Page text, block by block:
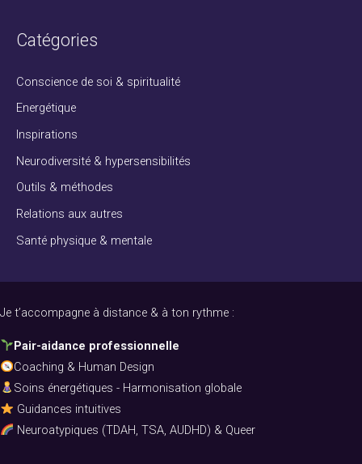
Catégories
Conscience de soi & spiritualité
Energétique
Inspirations
Neurodiversité & hypersensibilités
Outils & méthodes
Relations aux autres
Santé physique & mentale
Je t’accompagne à distance & à ton rythme :
Pair-aidance professionnelle
Coaching & Human Design
Soins énergétiques - Harmonisation globale
Guidances intuitives
Neuroatypiques (TDAH, TSA, AUDHD) & Queer